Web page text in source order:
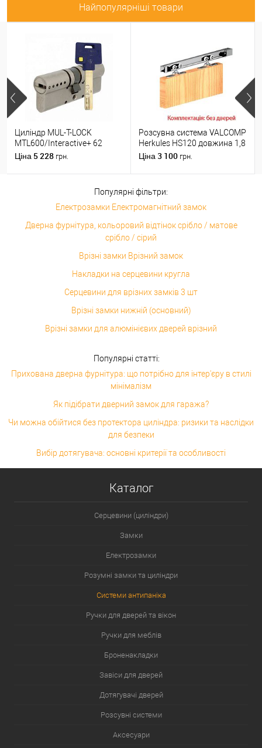
Найпопулярніші товари
Циліндр MUL-T-LOCK
MTL600/Interactive+ 62
(31*31) нікель сатин
Ціна 5 228 грн.
Розсувна система VALCOMP
Herkules HS120 довжина 1,8
м на 1 полотно вагою до
Ціна 3 100 грн.
Популярні фільтри:
Електрозамки Електромагнітний замок
Дверна фурнітура, кольоровий відтінок срібло / матове
срібло / сірий
Врізні замки Врізний замок
Накладки на серцевини кругла
Серцевини для врізних замків 3 шт
Врізні замки нижній (основний)
Врізні замки для алюмінієвих дверей врізний
Популярні статті:
Прихована дверна фурнітура: що потрібно для інтер'єру в стилі
мінімалізм
Як підібрати дверний замок для гаража?
Чи можна обійтися без протектора циліндра: ризики та наслідки
для безпеки
Вибір дотягувача: основні критерії та особливості
Каталог
Серцевини (циліндри)
Замки
Електрозамки
Розумні замки та циліндри
Системи антипаніка
Ручки для дверей та вікон
Ручки для меблів
Броненакладки
Завіси для дверей
Дотягувачі дверей
Розсувні системи
Аксесуари